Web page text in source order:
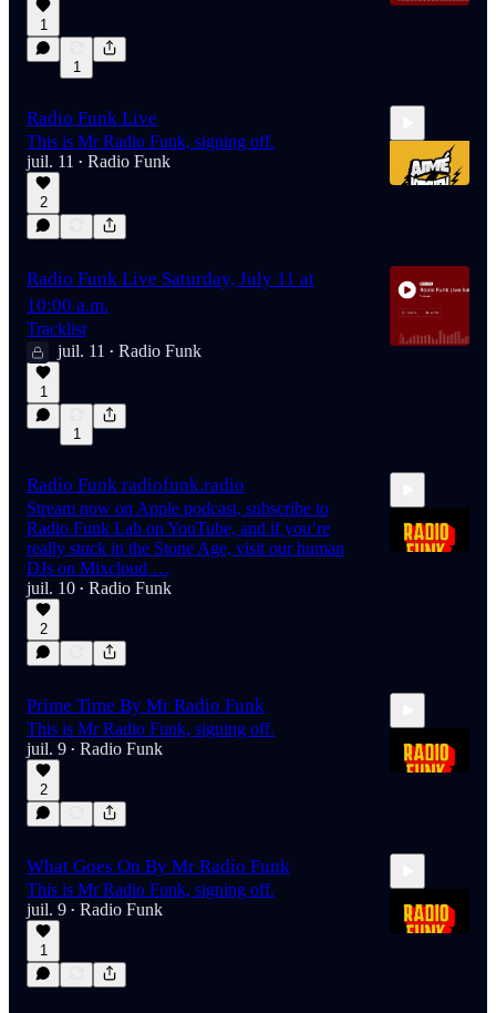
1
1
Radio Funk Live
This is Mr Radio Funk, signing off.
juil. 11 • Radio Funk
2
Radio Funk Live Saturday, July 11 at
10:00 a.m.
Tracklist
juil. 11 • Radio Funk
1
1
Radio Funk radiofunk.radio
Stream now on Apple podcast, subscribe to
Radio Funk Lab on YouTube, and if you’re
really stuck in the Stone Age, visit our human
DJs on Mixcloud …
juil. 10 • Radio Funk
2
Prime Time By Mr Radio Funk
This is Mr Radio Funk, signing off.
juil. 9 • Radio Funk
2
What Goes On By Mr Radio Funk
This is Mr Radio Funk, signing off.
juil. 9 • Radio Funk
1